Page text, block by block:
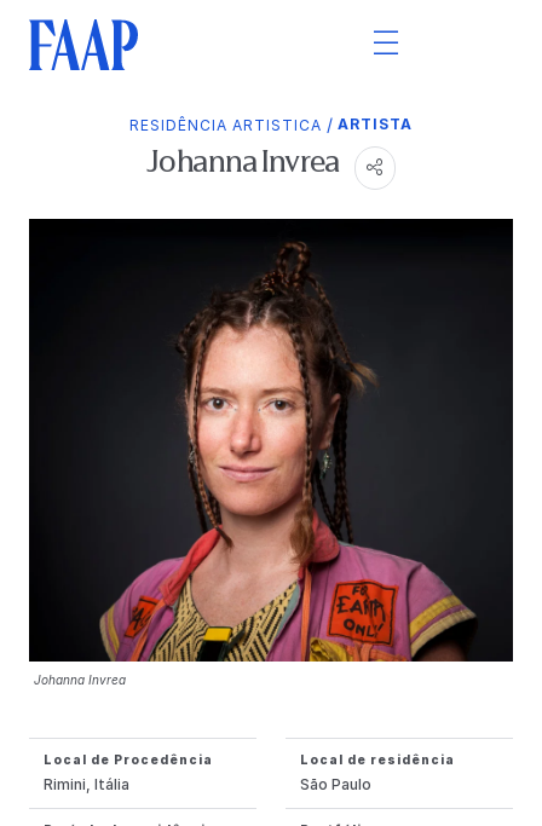
RESIDÊNCIA ARTISTICA / ARTISTA
Johanna Invrea
Johanna Invrea
Local de Procedência
Rimini, Itália
Local de residência
São Paulo